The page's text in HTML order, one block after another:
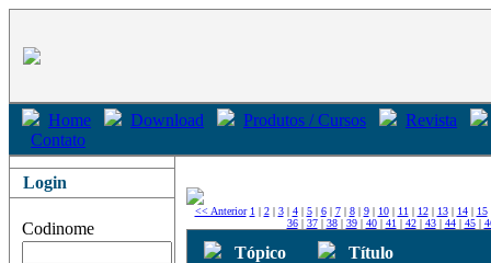
Home Download Produtos / Cursos
Revista
Contato
Login
Codinome
<< Anterior 1 | 2| 3| 4| 5| 6| 7| 8| 9| 10| 11 | 12| 13| 14| 15
36| 37| 38| 39| 40| 41 | 42| 43| 44| 45|
Tópico
Título